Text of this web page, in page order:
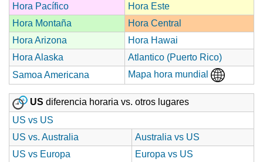
Hora Pacífico
Hora Este
Hora Montaña
Hora Central
Hora Arizona
Hora Hawai
Hora Alaska
Atlantico (Puerto Rico)
Samoa Americana
Mapa hora mundial
US diferencia horaria vs. otros lugares
US vs US
US vs. Australia
Australia vs US
US vs Europa
Europa vs US